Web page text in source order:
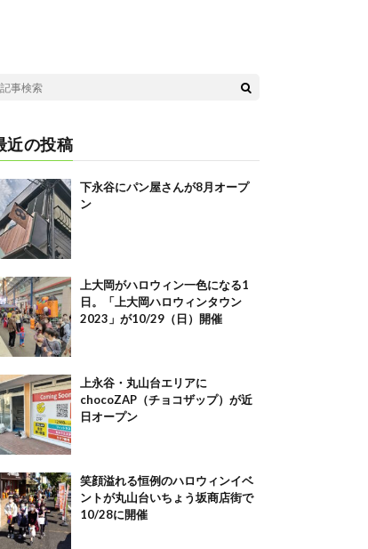
近の投稿
下永谷にパン屋さんが8月オープ
ン
上大岡がハロウィン一色になる1
日。「上大岡ハロウィンタウン
2023」が10/29（日）開催
上永谷・丸山台エリアに
chocoZAP（チョコザップ）が近
日オープン
笑顔溢れる恒例のハロウィンイベ
ントが丸山台いちょう坂商店街で
10/28に開催